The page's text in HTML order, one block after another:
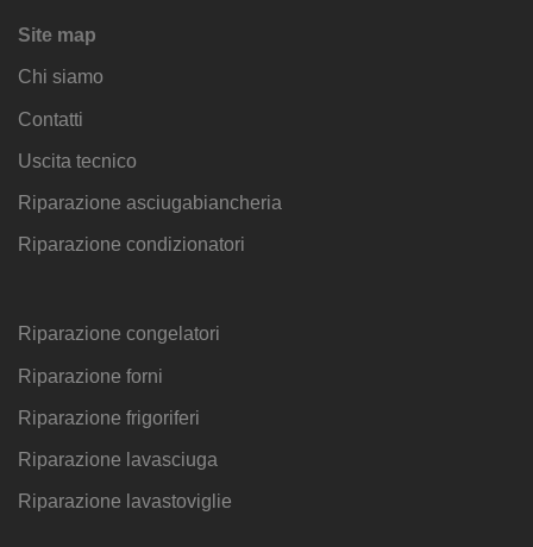
Site map
Chi siamo
Contatti
Uscita tecnico
Riparazione asciugabiancheria
Riparazione condizionatori
Riparazione congelatori
Riparazione forni
Riparazione frigoriferi
Riparazione lavasciuga
Riparazione lavastoviglie